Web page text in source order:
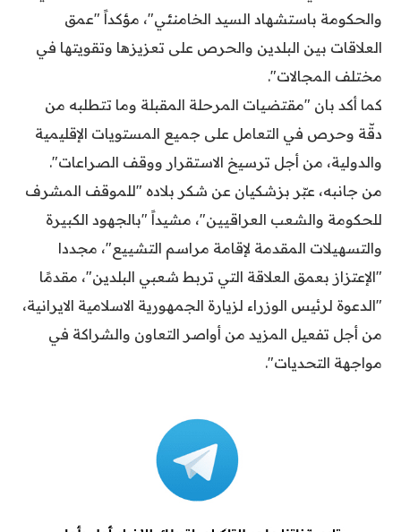
والحكومة باستشهاد السيد الخامنئي"، مؤكداً "عمق
العلاقات بين البلدين والحرص على تعزيزها وتقويتها في
مختلف المجالات".
كما أكد بان "مقتضيات المرحلة المقبلة وما تتطلبه من
دقّة وحرص في التعامل على جميع المستويات الإقليمية
والدولية، من أجل ترسيخ الاستقرار ووقف الصراعات".
من جانبه، عبّر بزشكيان عن شكر بلاده "للموقف المشرف
للحكومة والشعب العراقيين"، مشيداً "بالجهود الكبيرة
والتسهيلات المقدمة لإقامة مراسم التشييع"، مجددا
"الإعتزاز بعمق العلاقة التي تربط شعبي البلدين"، مقدمًا
"الدعوة لرئيس الوزراء لزيارة الجمهورية الاسلامية الايرانية،
من أجل تفعيل المزيد من أواصر التعاون والشراكة في
مواجهة التحديات".